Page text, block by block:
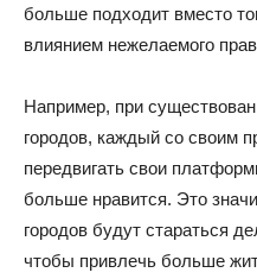
больше подходит вместо
влиянием нежелаемого
Например, при
городов, каждый со своим
передвигать свои
больше нравится. Это
городов будут стараться
чтобы привлечь больше